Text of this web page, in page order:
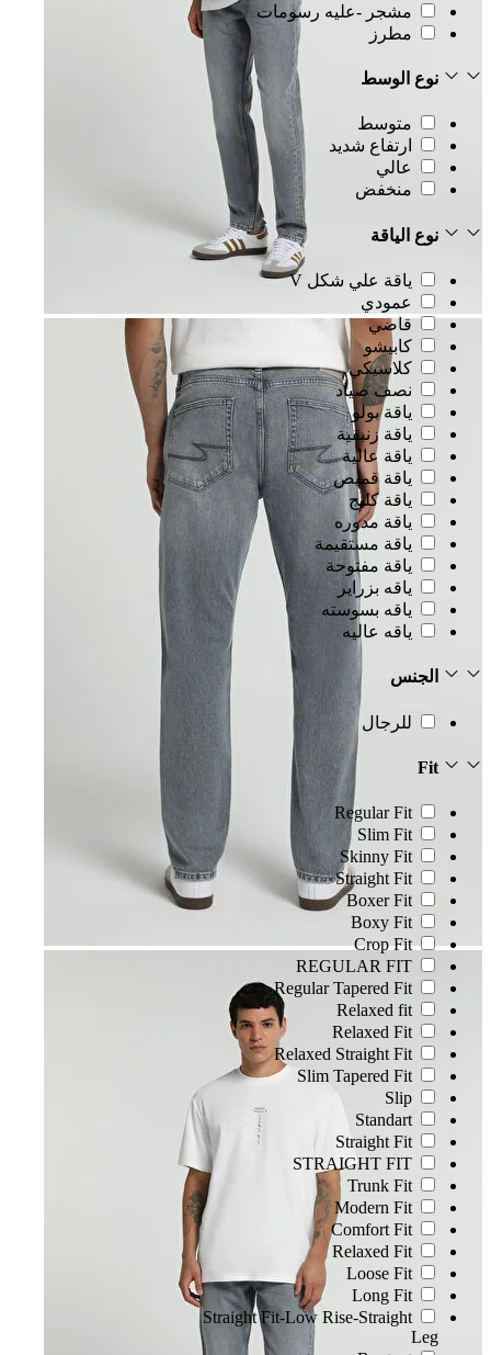
مشجر -عليه رسومات
مطرز
نوع الوسط
متوسط
ارتفاع شديد
عالي
منخفض
نوع الياقة
ياقة علي شكل V
عمودي
قاضي
كابيشو
كلاسيكي
نصف صياد
ياقة بولو
ياقة زنبقية
ياقة عالية
ياقة قميص
ياقة كليج
ياقة مدوره
ياقة مستقيمة
ياقة مفتوحة
ياقه بزراير
ياقه بسوسته
ياقه عاليه
الجنس
للرجال
Fit
Regular Fit
Slim Fit
Skinny Fit
Straight Fit
Boxer Fit
Boxy Fit
Crop Fit
REGULAR FIT
Regular Tapered Fit
Relaxed fit
Relaxed Fit
Relaxed Straight Fit
Slim Tapered Fit
Slip
Standart
Straight Fit
STRAIGHT FIT
Trunk Fit
Modern Fit
Comfort Fit
Relaxed Fit
Loose Fit
Long Fit
Straight Fit-Low Rise-Straight
Leg